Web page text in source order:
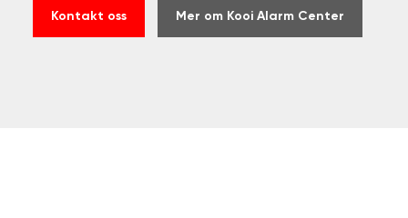
Kontakt oss Mer om Kooi Alarm Center